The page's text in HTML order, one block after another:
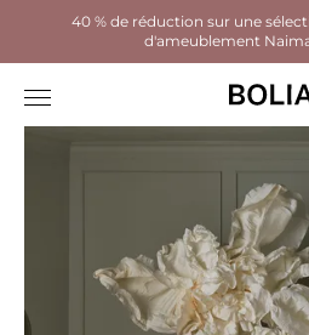
40 % de réduction sur une
d'ameublement